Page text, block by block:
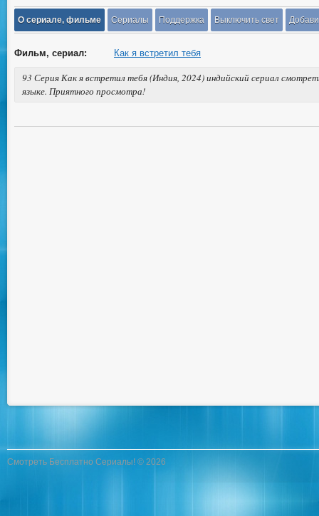
О сериале, фильме Сериалы Поддержка Выключить свет
Фильм, сериал: Как я встретил тебя
93 Серия Как я встретил тебя (Индия, 2024) индийский сериал
языке. Приятного просмотра!
Смотреть Бесплатно Сериалы! © 2026